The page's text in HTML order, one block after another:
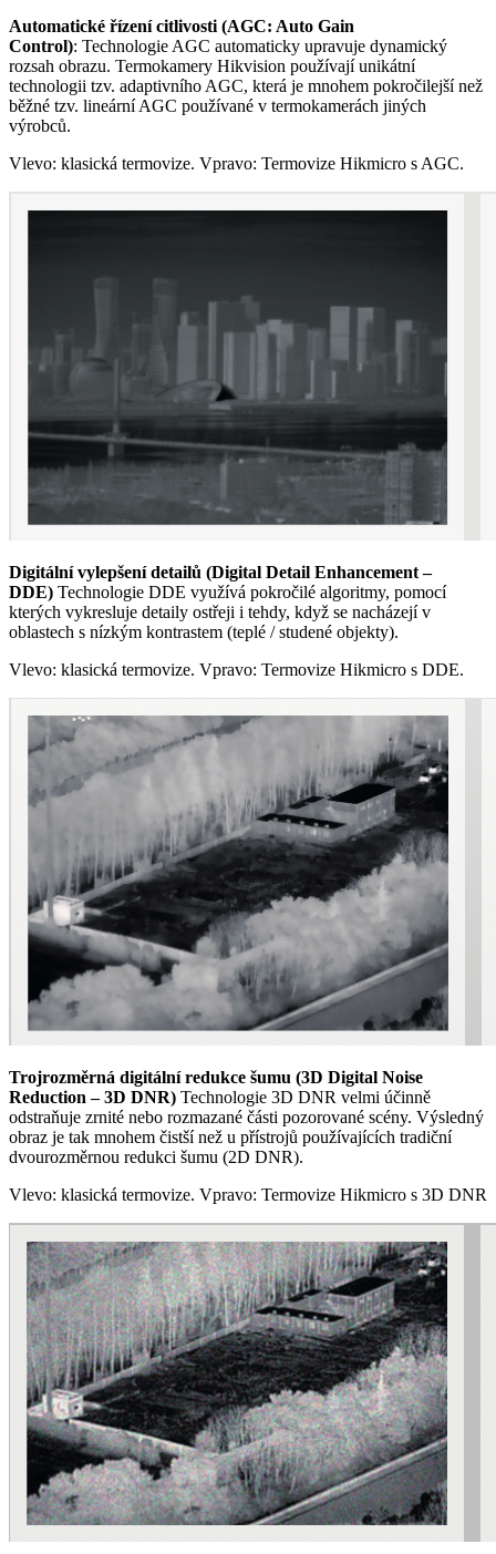
Automatické řízení citlivosti (AGC: Auto Gain
Control): Technologie AGC automaticky upravuje dynamický
rozsah obrazu. Termokamery Hikvision používají unikátní
technologii tzv. adaptivního AGC, která je mnohem pokročilejší než
běžné tzv. lineární AGC používané v termokamerách jiných
výrobců.
Vlevo: klasická termovize. Vpravo: Termovize Hikmicro s AGC.
Digitální vylepšení detailů (Digital Detail Enhancement –
DDE) Technologie DDE využívá pokročilé algoritmy, pomocí
kterých vykresluje detaily ostřeji i tehdy, když se nacházejí v
oblastech s nízkým kontrastem (teplé / studené objekty).
Vlevo: klasická termovize. Vpravo: Termovize Hikmicro s DDE.
Trojrozměrná digitální redukce šumu (3D Digital Noise
Reduction – 3D DNR) Technologie 3D DNR velmi účinně
odstraňuje zrnité nebo rozmazané části pozorované scény. Výsledný
obraz je tak mnohem čistší než u přístrojů používajících tradiční
dvourozměrnou redukci šumu (2D DNR).
Vlevo: klasická termovize. Vpravo: Termovize Hikmicro s 3D DNR